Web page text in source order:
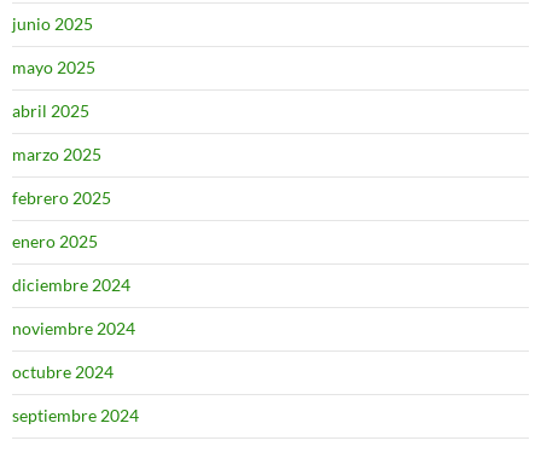
junio 2025
mayo 2025
abril 2025
marzo 2025
febrero 2025
enero 2025
diciembre 2024
noviembre 2024
octubre 2024
septiembre 2024